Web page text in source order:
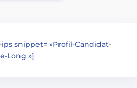
ips snippet= »Profil-Candidat-
Long »]